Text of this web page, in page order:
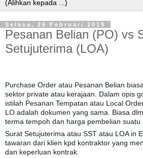
Selasa, 26 Februari 2019
Pesanan Belian (PO) vs
Setujuterima (LOA)
Purchase Order atau Pesanan Belian
sektor private atau kerajaan. Dalam opis
istilah Pesanan Tempatan atau Local
LO adalah dokumen yang sama. Biasa
terma tempoh dan harga pembelian suatu
Surat Setujuterima atau SST atau LOA in
tawaran dari klien kpd kontraktor yang
dan keperluan kontrak.